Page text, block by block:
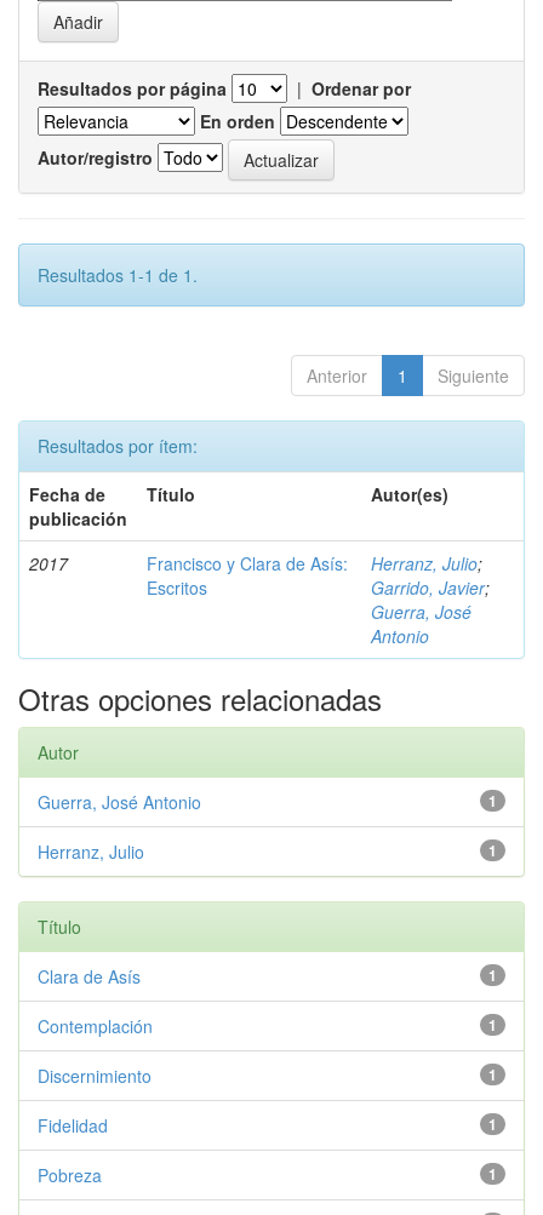
Resultados por página | Ordenar por
En orden
Autor/registro
Resultados 1-1 de 1.
Anterior 1 Siguiente
Resultados por ítem:
Fecha de
publicación
Título Autor(es)
2017
Francisco y Clara de Asís:
Escritos
Herranz, Julio;
Garrido, Javier;
Guerra, José
Antonio
Otras opciones relacionadas
Autor
1
Guerra, José Antonio
1
Herranz, Julio
Título
1
Clara de Asís
1
Contemplación
1
Discernimiento
1
Fidelidad
1
Pobreza